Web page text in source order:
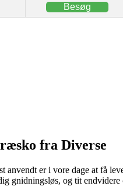
Besøg
fra Diverse
anvendt er i vore dage at få
gnidningsløs, og tit endvidere